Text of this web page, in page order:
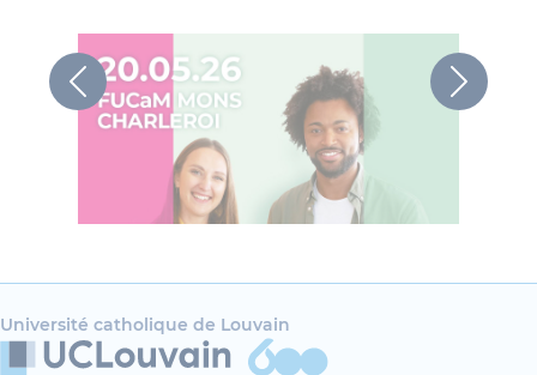
Previous Next
Université catholique de Louvain